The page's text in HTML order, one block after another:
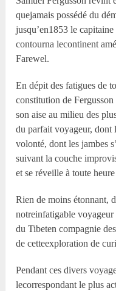
quejamais possédé du
jusqu’en1853 le
contourna lecontinent
Farewel.
En dépit des fatigues de
constitution de
son aise au milieu des
du parfait voyageur, dont
volonté, dont les jambes
suivant la couche
et se réveille à toute
Rien de moins étonnant,
notreinfatigable
du Tibeten compagnie
de cetteexploration de
Pendant ces divers
lecorrespondant le plus